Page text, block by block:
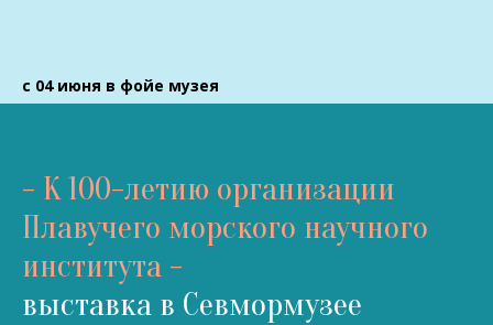
с 04 июня в фойе музея
- К 100-летию организации
Плавучего морского научного
института -
выставка в Севмормузее